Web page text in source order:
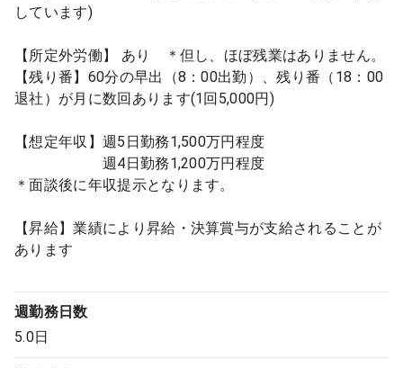
しています)
【所定外労働】 あり ＊但し、ほぼ残業はありません。
【残り番】60分の早出（8：00出勤）、残り番（18：00
退社）が月に数回あります(1回5,000円)
【想定年収】週5日勤務1,500万円程度
週4日勤務1,200万円程度
＊面談後に年収提示となります。
【昇給】業績により昇給・決算賞与が支給されることが
あります
週勤務日数
5.0日